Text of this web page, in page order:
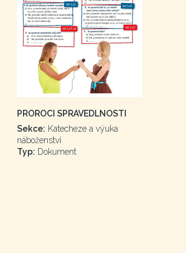
PROROCI SPRAVEDLNOSTI
Sekce: Katecheze a výuka
náboženství
Typ: Dokument